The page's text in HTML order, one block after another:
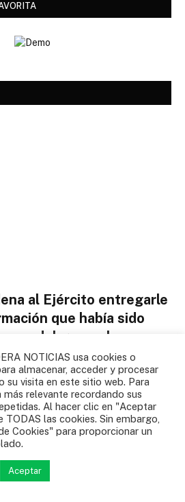
al Ejército entregarle
que había sido
caso del general
que la institución militar no
era…
“Es cierto” y este es el que más
está de ficharlo
NOTICIAS usa cookies o
almacenar, acceder y procesar
su visita en este sitio web. Para
relevante recordando sus
Al hacer clic en "Aceptar
las cookies. Sin embargo,
Cookies" para proporcionar un
Aceptar